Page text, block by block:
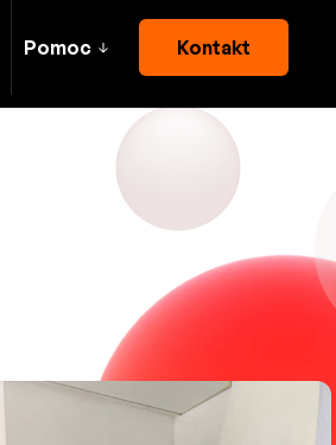
Pomoc Kontakt